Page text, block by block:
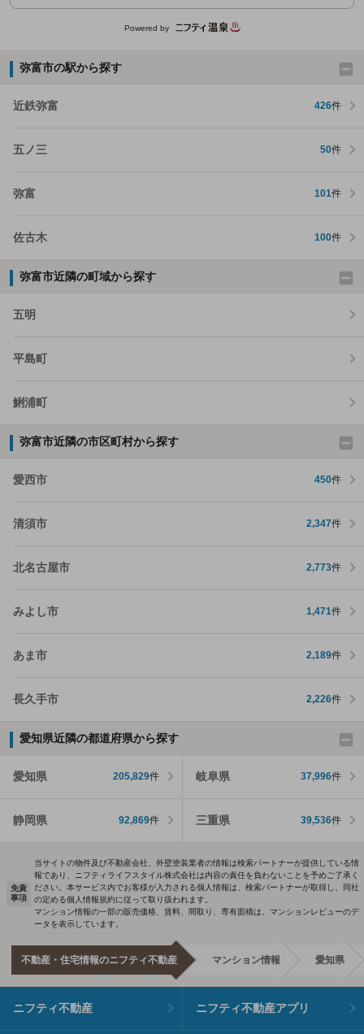
Powered by
弥富市の駅から探す
近鉄弥富 426件
五ノ三 50件
弥富 101件
佐古木 100件
弥富市近隣の町域から探す
五明
平島町
鯏浦町
弥富市近隣の市区町村から探す
愛西市 450件
清須市 2,347件
北名古屋市 2,773件
みよし市 1,471件
あま市 2,189件
長久手市 2,226件
愛知県近隣の都道府県から探す
愛知県 205,829件 岐阜県 37,996件
静岡県 92,869件 三重県 39,536件
免責
事項
当サイトの物件及び不動産会社、外壁塗装業者の情報は検索パートナーが提供している情
報であり、ニフティライフスタイル株式会社は内容の責任を負わないことを予めご了承く
ださい。本サービス内でお客様が入力される個人情報は、検索パートナーが取得し、同社
の定める個人情報規約に従って取り扱われます。
マンション情報の一部の販売価格、賃料、間取り、専有面積は、マンションレビューのデ
ータを表示しています。
不動産・住宅情報のニフティ不動産 マンション情報 愛知県
ニフティ不動産 ニフティ不動産アプリ